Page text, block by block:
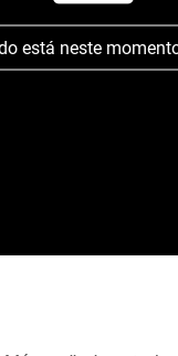
está neste